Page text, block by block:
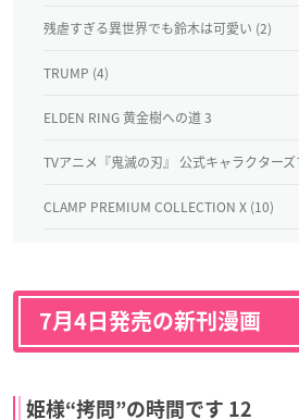
残虐すぎる異世界でも鈴木は可愛い (2)
TRUMP (4)
ELDEN RING 黄金樹への道 3
TVアニメ『鬼滅の刃』 公式キャラクター
CLAMP PREMIUM COLLECTION X (10)
7月4日発売の新刊漫画
姫様“拷問”の時間です 12